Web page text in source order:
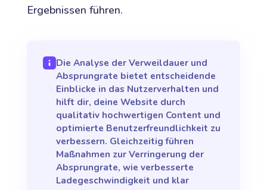
Ergebnissen führen.
Die Analyse der Verweildauer und
Absprungrate bietet entscheidende
Einblicke in das Nutzerverhalten und
hilft dir, deine Website durch
qualitativ hochwertigen Content und
optimierte Benutzerfreundlichkeit zu
verbessern. Gleichzeitig führen
Maßnahmen zur Verringerung der
Absprungrate, wie verbesserte
Ladegeschwindigkeit und klar